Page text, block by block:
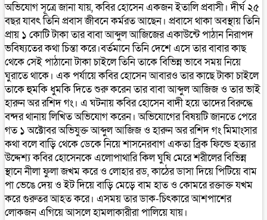
অভিযোগ সূত্রে জানা যায়, কবির হোসেন একজন ইতালি প্রবাসী। দীর্ঘ ২৫
বছর যাবৎ তিনি প্রবাস জীবনে কর্মরত আছেন। প্রবাসে থাকা অবস্থায় তিনি
প্রায় ১ কোটি টাকা তার বাবা আব্দুল আজিজের একাউন্টে পাঠান নিরাপদ
ভবিষ্যতের কথা চিন্তা করে।বর্তমানে তিনি দেশে এসে তার বাবার কাছ
থেকে সেই পাঠানো টাকা চাইলে তিনি তাকে বিভিন্ন ভাবে সময় নিয়ে
ঘুরাতে থাকে। এক পর্যায়ে কবির হোসেন আবারও তার কাছে টাকা চাইলে
তাকে হুমকি ধুমকি দিতে শুরু করেন তার বাবা আব্দুল আজিজ ও তার ভাই
হারুন অর রশিদ গং। এ ঘটনায় কবির হোসেন বাদী হয়ে তাদের বিরুদ্ধে
বন্দর থানায় লিখিত অভিযোগ করেন। অভিযোগের বিষয়টি জানতে পেরে
গত ১ অক্টোবর অভিযুক্ত আব্দুল আজিজ ও হারুন অর রশিদ গং মিমাংসার
কথা বলে বাড়ি থেকে ডেকে নিয়ে শাসনেরবাগ একতা ব্রিক ফিল্ডে হত্যার
উদ্দেশ্য কবির হোসেনকে এলোপাথারি কিল ঘুষি মেরে শরীলের বিভিন্ন
স্থানে নীলা ফুলা জখম করে ও লোহার রড, কাঠের ডাসা দিয়ে পিটিয়ে বাম
পা ভেঙে দেয় ও ইট দিয়ে বাড়ি মেড়ে বাম হাত ও কোমরে রক্তাক্ত যখম
করে গুরুতর আহত করে। এসময় তার ডাক-চিৎকারে আশপাশের
লোকজন এগিয়ে আসলে হামলাকারীরা পালিয়ে যায়।